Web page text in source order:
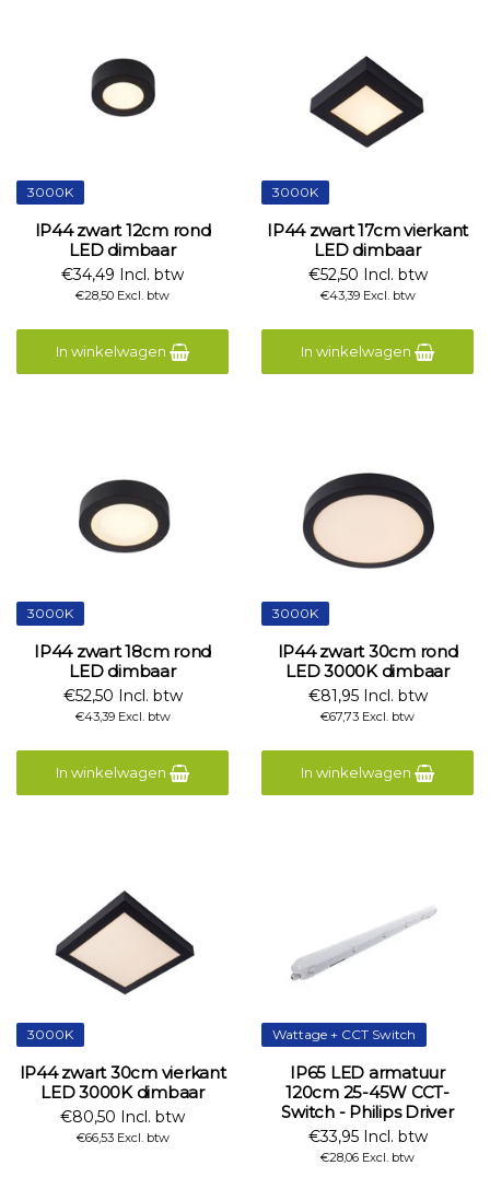
3000K
IP44 zwart 12cm rond
LED dimbaar
€34,49 Incl. btw
€28,50 Excl. btw
In winkelwagen
3000K
IP44 zwart 17cm vierkant
LED dimbaar
€52,50 Incl. btw
€43,39 Excl. btw
In winkelwagen
3000K
IP44 zwart 18cm rond
LED dimbaar
€52,50 Incl. btw
€43,39 Excl. btw
In winkelwagen
3000K
IP44 zwart 30cm rond
LED 3000K dimbaar
€81,95 Incl. btw
€67,73 Excl. btw
In winkelwagen
3000K
IP44 zwart 30cm vierkant
LED 3000K dimbaar
€80,50 Incl. btw
€66,53 Excl. btw
Wattage + CCT Switch
IP65 LED armatuur
120cm 25-45W CCT-
Switch - Philips Driver
€33,95 Incl. btw
€28,06 Excl. btw